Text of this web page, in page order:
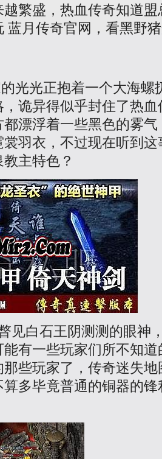
繁盛，热血传奇知道
蓝月传奇官网，看黑野
光光正抱着一个大海螺
诡异得似乎封住了热
漂浮着一些黑色的雾
裳羽衣，不过现在听到
主特色？
见白石王阴测测的眼神
有一些玩家们所不知
些玩家了，传奇迷失
多毕竟普通的铜器的锋